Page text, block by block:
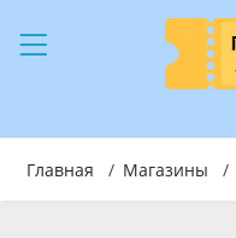
Главная / Магазины /